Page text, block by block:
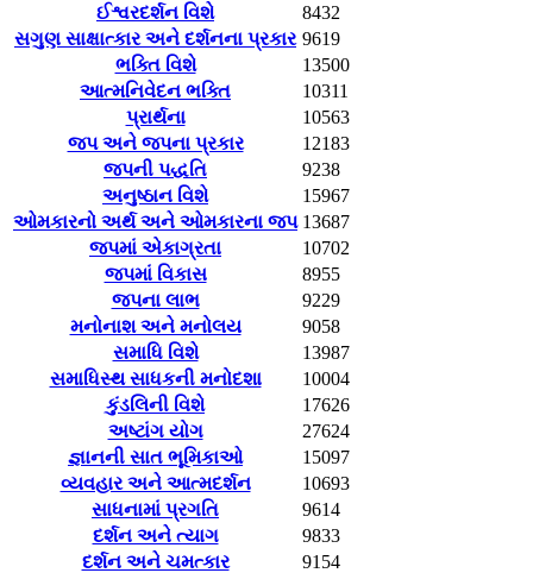
ઈશ્વરદર્શન વિશે
8432
સગુણ સાક્ષાત્કાર અને દર્શનના પ્રકાર 9619
ભક્તિ વિશે
13500
આત્મનિવેદન ભક્તિ
10311
પ્રાર્થના
10563
જપ અને જપના પ્રકાર
12183
જપની પદ્ધતિ
9238
અનુષ્ઠાન વિશે
15967
ઓમકારનો અર્થ અને ઓમકારના જપ 13687
જપમાં એકાગ્રતા
10702
જપમાં વિકાસ
8955
જપના લાભ
9229
મનોનાશ અને મનોલય
9058
સમાધિ વિશે
13987
સમાધિસ્થ સાધકની મનોદશા
10004
કુંડલિની વિશે
17626
અષ્ટાંગ યોગ
27624
જ્ઞાનની સાત ભૂમિકાઓ
15097
વ્યવહાર અને આત્મદર્શન
10693
સાધનામાં પ્રગતિ
9614
દર્શન અને ત્યાગ
9833
દર્શન અને ચમત્કાર
9154